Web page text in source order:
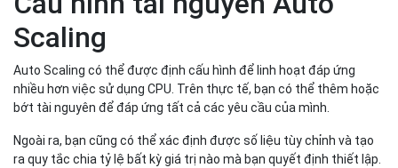
Scaling
Auto Scaling có thể được định cấu hình để linh hoạt đáp ứng
nhiều hơn việc sử dụng CPU. Trên thực tế, bạn có thể thêm hoặc
bớt tài nguyên để đáp ứng tất cả các yêu cầu của mình.
Ngoài ra, bạn cũng có thể xác định được số liệu tùy chỉnh và tạo
ra quy tắc chia tỷ lệ bất kỳ giá trị nào mà bạn quyết định thiết lập.